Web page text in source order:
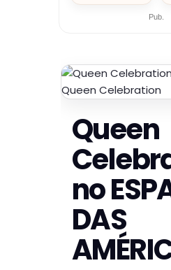
Pub.
Queen Celebration
Queen
no
DAS